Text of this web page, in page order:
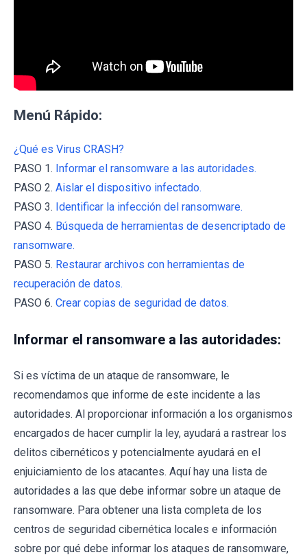
Menú Rápido:
¿Qué es Virus CRASH?
PASO 1. Informar el ransomware a las autoridades.
PASO 2. Aislar el dispositivo infectado.
PASO 3. Identificar la infección del ransomware.
PASO 4. Búsqueda de herramientas de desencriptado de
ransomware.
PASO 5. Restaurar archivos con herramientas de
recuperación de datos.
PASO 6. Crear copias de seguridad de datos.
Informar el ransomware a las autoridades:
Si es víctima de un ataque de ransomware, le
recomendamos que informe de este incidente a las
autoridades. Al proporcionar información a los organismos
encargados de hacer cumplir la ley, ayudará a rastrear los
delitos cibernéticos y potencialmente ayudará en el
enjuiciamiento de los atacantes. Aquí hay una lista de
autoridades a las que debe informar sobre un ataque de
ransomware. Para obtener una lista completa de los
centros de seguridad cibernética locales e información
sobre por qué debe informar los ataques de ransomware,